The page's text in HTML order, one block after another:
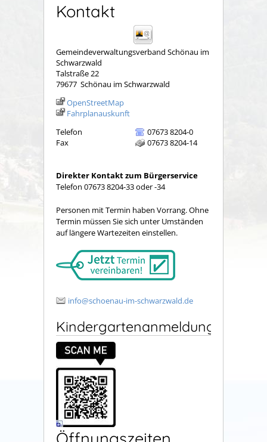
Kontakt
Gemeindeverwaltungsverband Schönau im
Schwarzwald
Talstraße 22
79677 Schönau im Schwarzwald
OpenStreetMap
Fahrplanauskunft
Telefon
07673 8204-0
Fax
07673 8204-14
Direkter Kontakt zum Bürgerservice
Telefon 07673 8204-33 oder -34
Personen mit Termin haben Vorrang. Ohne
Termin müssen Sie sich unter Umständen
auf längere Wartezeiten einstellen.
info@schoenau-im-schwarzwald.de
Kindergartenanmeldung